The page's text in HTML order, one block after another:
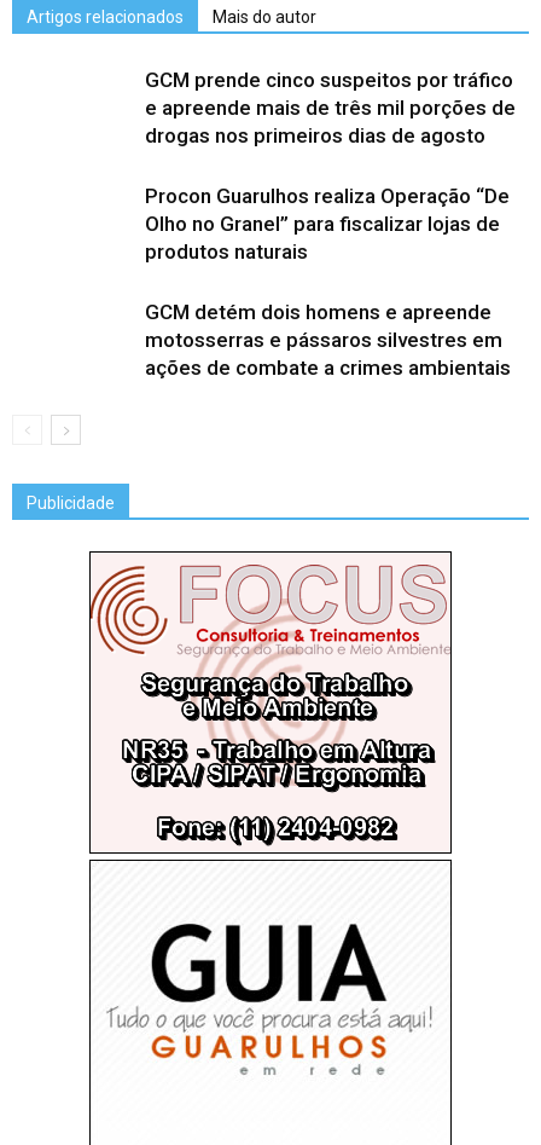
Artigos relacionados Mais do autor
GCM prende cinco suspeitos por tráfico
e apreende mais de três mil porções de
drogas nos primeiros dias de agosto
Procon Guarulhos realiza Operação “De
Olho no Granel” para fiscalizar lojas de
produtos naturais
GCM detém dois homens e apreende
motosserras e pássaros silvestres em
ações de combate a crimes ambientais
Publicidade